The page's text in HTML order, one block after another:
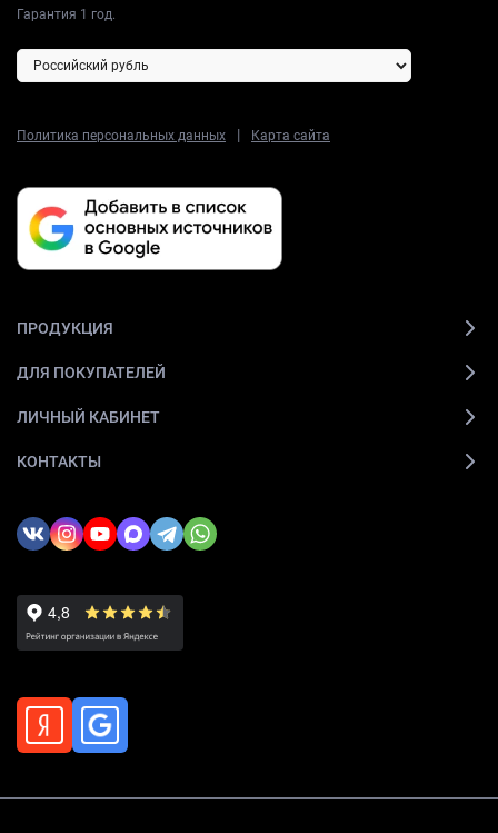
Гарантия 1 год.
Политика персональных данных | Карта сайта
ПРОДУКЦИЯ
ДЛЯ ПОКУПАТЕЛЕЙ
ЛИЧНЫЙ КАБИНЕТ
КОНТАКТЫ